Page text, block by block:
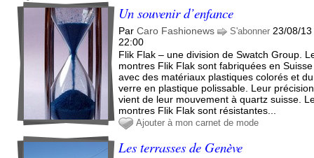
Un souvenir d’enfance
ParCaro Fashionews S'abonner 23/08/13
22:00
Flik Flak – une division de Swatch Group.
montres Flik Flak sont fabriquées en Suisse
avec des matériaux plastiques colorés et du
verre en plastique polissable. Leur précision
vient de leur mouvement à quartz suisse.
montres Flik Flak sont résistantes...
Ajouter à mon carnet de mode
Les terrasses de Genève